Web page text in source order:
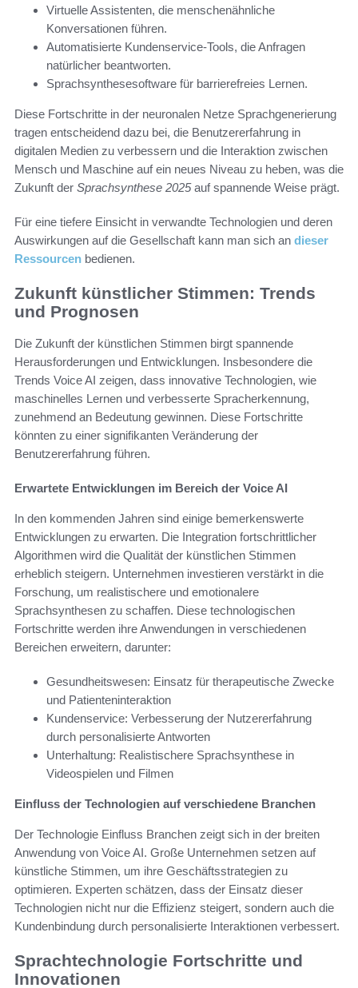
Virtuelle Assistenten, die menschenähnliche
Konversationen führen.
Automatisierte Kundenservice-Tools, die Anfragen
natürlicher beantworten.
Sprachsynthesesoftware für barrierefreies Lernen.
Diese Fortschritte in der neuronalen Netze Sprachgenerierung
tragen entscheidend dazu bei, die Benutzererfahrung in
digitalen Medien zu verbessern und die Interaktion zwischen
Mensch und Maschine auf ein neues Niveau zu heben, was die
Zukunft der Sprachsynthese 2025auf spannende Weise prägt.
Für eine tiefere Einsicht in verwandte Technologien und deren
Auswirkungen auf die Gesellschaft kann man sich an dieser
Ressourcen bedienen.
Zukunft künstlicher Stimmen: Trends
und Prognosen
Die Zukunft der künstlichen Stimmen birgt spannende
Herausforderungen und Entwicklungen. Insbesondere die
Trends Voice AI zeigen, dass innovative Technologien, wie
maschinelles Lernen und verbesserte Spracherkennung,
zunehmend an Bedeutung gewinnen. Diese Fortschritte
könnten zu einer signifikanten Veränderung der
Benutzererfahrung führen.
Erwartete Entwicklungen im Bereich der Voice AI
In den kommenden Jahren sind einige bemerkenswerte
Entwicklungen zu erwarten. Die Integration fortschrittlicher
Algorithmen wird die Qualität der künstlichen Stimmen
erheblich steigern. Unternehmen investieren verstärkt in die
Forschung, um realistischere und emotionalere
Sprachsynthesen zu schaffen. Diese technologischen
Fortschritte werden ihre Anwendungen in verschiedenen
Bereichen erweitern, darunter:
Gesundheitswesen: Einsatz für therapeutische Zwecke
und Patienteninteraktion
Kundenservice: Verbesserung der Nutzererfahrung
durch personalisierte Antworten
Unterhaltung: Realistischere Sprachsynthese in
Videospielen und Filmen
Einfluss der Technologien auf verschiedene Branchen
Der Technologie Einfluss Branchen zeigt sich in der breiten
Anwendung von Voice AI. Große Unternehmen setzen auf
künstliche Stimmen, um ihre Geschäftsstrategien zu
optimieren. Experten schätzen, dass der Einsatz dieser
Technologien nicht nur die Effizienz steigert, sondern auch die
Kundenbindung durch personalisierte Interaktionen verbessert.
Sprachtechnologie Fortschritte und
Innovationen